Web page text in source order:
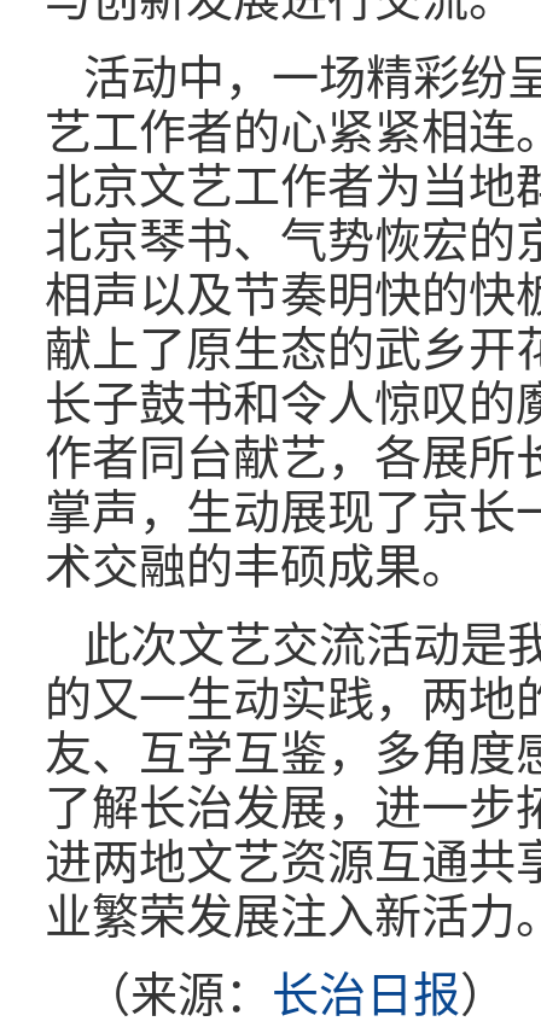
活动中，一场精彩纷
艺工作者的心紧紧相连
北京文艺工作者为当地
北京琴书、气势恢宏的
相声以及节奏明快的快
献上了原生态的武乡开
长子鼓书和令人惊叹的
作者同台献艺，各展所
掌声，生动展现了京长
术交融的丰硕成果。
此次文艺交流活动是
的又一生动实践，两地
友、互学互鉴，多角度
了解长治发展，进一步
进两地文艺资源互通共
业繁荣发展注入新活力
（来源： 长治日报）